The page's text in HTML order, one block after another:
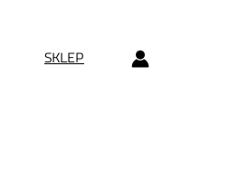
SKLEP